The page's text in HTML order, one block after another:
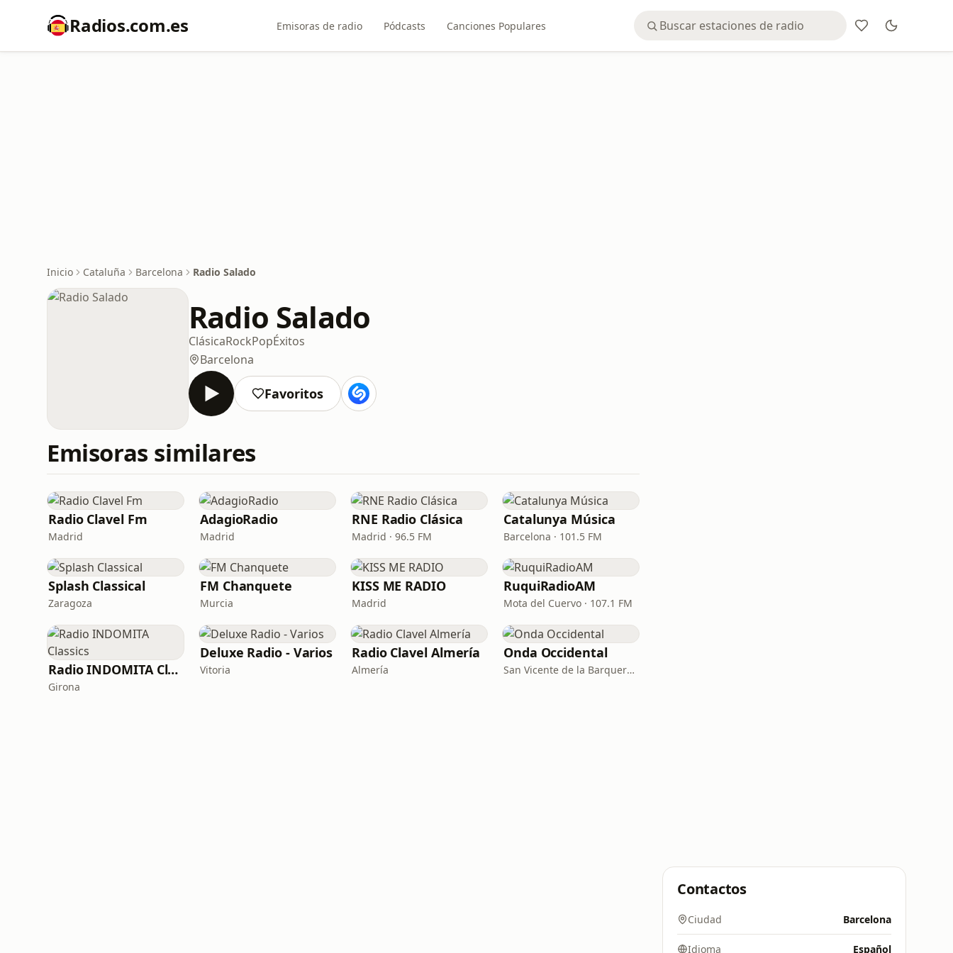
Radios.com.es Emisoras de radio Pódcasts Canciones Populares
Inicio Cataluña Barcelona Radio Salado
Radio Salado
ClásicaRockPopÉxitos
Barcelona
Favoritos
Emisoras similares
Radio Clavel Fm
Madrid
AdagioRadio
Madrid
RNE Radio Clásica
Madrid · 96.5 FM
Catalunya Música
Barcelona · 101.5 FM
Splash Classical
Zaragoza
FM Chanquete
Murcia
KISS ME RADIO
Madrid
RuquiRadioAM
Mota del Cuervo · 107.1 FM
Radio INDOMITA Classics
Girona
Deluxe Radio - Varios
Vitoria
Radio Clavel Almería
Almería
Onda Occidental
San Vicente de la Barquera · 92.2-107.7 FM
Contactos
Ciudad Barcelona
Idioma Español